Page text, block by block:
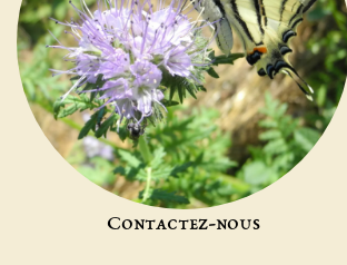
Contactez-nous